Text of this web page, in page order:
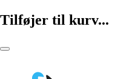
Tilføjer til kurv...